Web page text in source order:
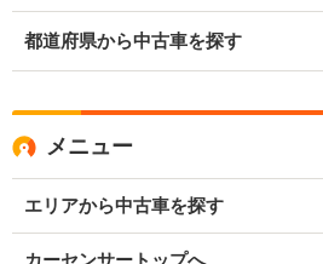
都道府県から中古車を探す
メニュー
エリアから中古車を探す
カーセンサートップへ